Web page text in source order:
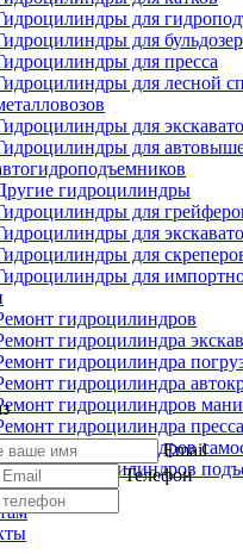
для
для
для пресса
для лесной
для
для
гидроцилиндры
для
для
для
для
гидроцилиндров
гидроцилиндра
гидроцилиндра
гидроцилиндра
гидроцилиндров
гидроцилиндра пресса
гидроцилиндров
гидроцилиндров
Email
Телефон